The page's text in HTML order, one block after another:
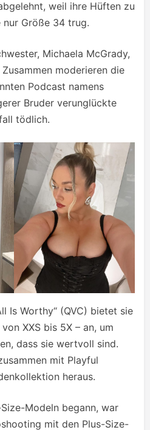
weil ihre Hüften zu
Größe 34 trug.
Michaela McGrady,
moderieren die
Podcast namens
Bruder verunglückte
tödlich.
Is Worthy“ (QVC) bietet sie
XXS bis 5X – an, um
dass sie wertvoll sind.
mit Playful
heraus.
Modeln begann, war
mit den Plus-Size-